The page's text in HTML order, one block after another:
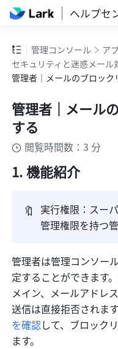
ヘルプセ
管理コンソール ア
セキュリティと迷惑メール
管理者｜メールのブロック
管理者｜メール
する
閲覧時間数：3 分
機能紹介
🔖
実行権限：スー
管理権限を持つ
管理者は管理コンソー
定することができます
メイン、メールアドレ
送信は直接拒否されま
を確認して、ブロック
ます。